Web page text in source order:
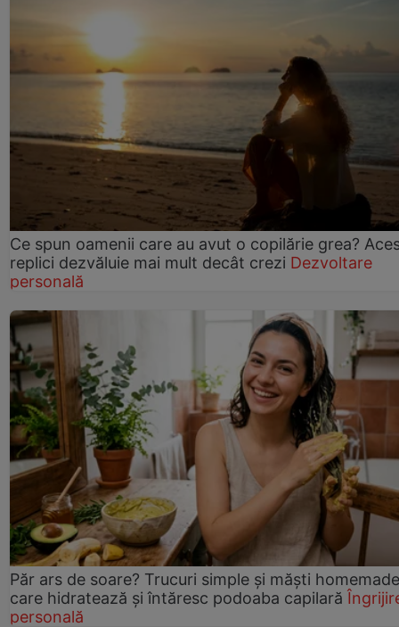
Ce spun oamenii care au avut o copilărie grea?
replici dezvăluie mai mult decât crezi Dezvoltare
personală
Păr ars de soare? Trucuri simple și măști homemade
care hidratează și întăresc podoaba capilară
personală